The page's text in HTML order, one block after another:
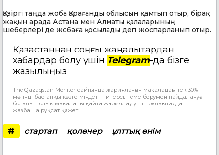
Қазіргі таңда жоба Қарағанды облысын қамтып отыр, бірақ
жақын арада Астана мен Алматы қалаларының
шеберлері де жобаға қосылады деп жоспарланып отыр.
Қазақстаннан соңғы жаңалықтардан
хабардар болу үшін Telegram-да бізге
жазылыңыз
The Qazaqstan Monitor сайтында жарияланған мақаладағы тек 30%
мәтінді бастапқы көзге міндетті гиперсілтеме берумен пайдалануға
болады. Толық мақаланы қайта жариялау үшін редакциядан
жазбаша рұқсат қажет.
# стартап қолөнер ұлттық өнім